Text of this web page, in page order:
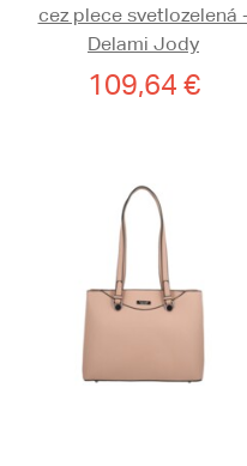
cez plece svetlozelená
Delami Jody
109,64 €